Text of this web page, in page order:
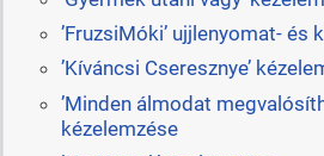
’FruzsiMóki’ ujjlenyomat- és
’Kíváncsi Cseresznye’
’Minden álmodat
kézelemzése